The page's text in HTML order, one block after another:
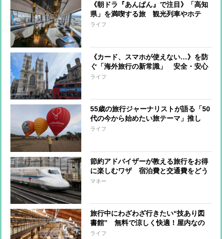
《朝ドラ『あんぱん』で注目》「高知
県」を満喫する旅 観光列車やホテ
ル、スポットを旅行ジャーナリストが
ライフ
《カード、スマホが使えない…》を防
ぐ「海外旅行の新常識」 安全・安心
に楽しむために準備したい3つのこと
ライフ
55歳の旅行ジャーナリストが語る「50
代の今から始めたい旅テーマ」推し
活・絶景・新たな挑戦…その理由と
ライフ
節約アドバイザーが教える旅行をお得
に楽しむワザ 宿泊費と交通費をどう
おさえるか、ふるさと納税や旅行積立
マネー
旅行中にわざわざ行きたい“技あり図
書館” 無料で涼しく快適！屋内なの
で残暑も荒天もOK
ライフ